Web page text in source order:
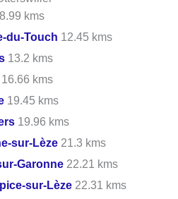
8.99 kms
du-Touch 12.45 kms
13.2 kms
16.66 kms
19.45 kms
19.96 kms
sur-Lèze 21.3 kms
Garonne 22.21 kms
sur-Lèze 22.31 kms